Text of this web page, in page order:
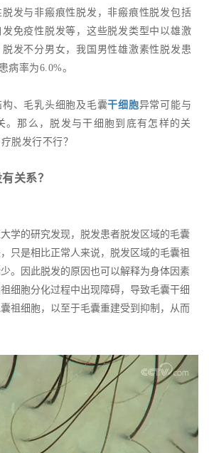
发与非瘢痕性脱发，非瘢痕性脱发包括
发免疫性脱发等，这些脱发类型中以雄激
发不分男女，我国男性雄激素性脱发患
病率为6.0%。
、毛乳头细胞及毛囊干细胞异常可能与
。那么，脱发与干细胞到底有怎样的关
脱发行不行？
关系？
学的研究发现，脱发患者脱发区域的毛囊
只是相比正常人来说，脱发区域的毛囊祖
。因此脱发的原因也可以解释为身体因素
细胞分化过程中出现障碍，导致毛囊干细
祖细胞，以至于毛囊重建受到抑制，从而